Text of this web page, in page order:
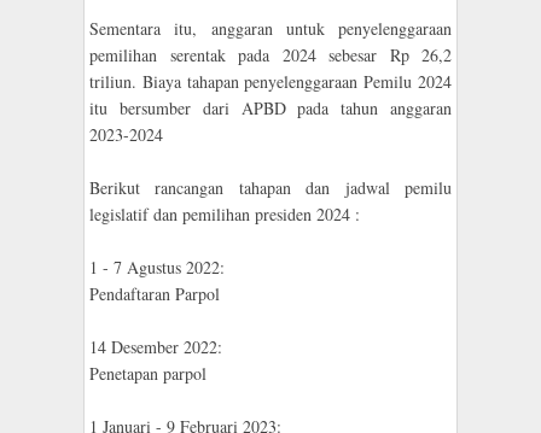
Sementara itu, anggaran untuk penyelenggaraan
pemilihan serentak pada 2024 sebesar Rp 26,2
triliun. Biaya tahapan penyelenggaraan Pemilu 2024
itu bersumber dari APBD pada tahun anggaran
2023-2024
Berikut rancangan tahapan dan jadwal pemilu
legislatif dan pemilihan presiden 2024 :
1 - 7 Agustus 2022:
Pendaftaran Parpol
14 Desember 2022:
Penetapan parpol
1 Januari - 9 Februari 2023: